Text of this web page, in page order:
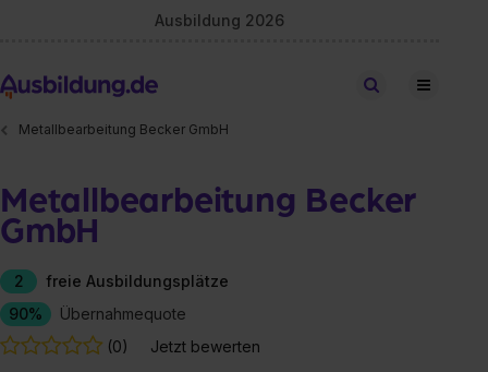
Ausbildung 2026
Stellen finden
Metallbearbeitung Becker GmbH
Metallbearbeitung Becker
GmbH
2
freie Ausbildungsplätze
90%
Übernahmequote
(0)
Jetzt bewerten